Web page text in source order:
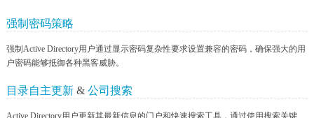
强制密码策略
强制Active Directory用户通过显示密码复杂性要求设置兼容的密码，确保强大的用
户密码能够抵御各种黑客威胁。
目录自主更新& 公司搜索